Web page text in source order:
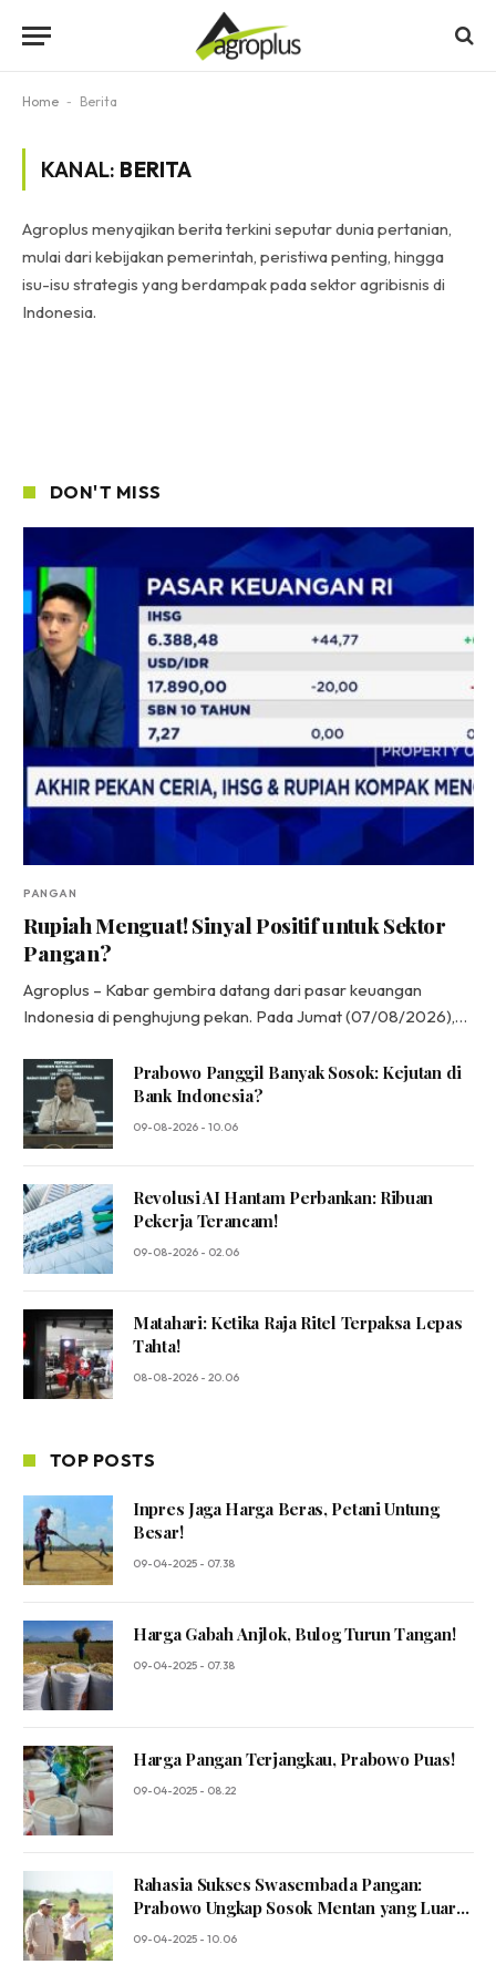
Home - Berita
KANAL: BERITA
Agroplus menyajikan berita terkini seputar dunia pertanian,
mulai dari kebijakan pemerintah, peristiwa penting, hingga
isu-isu strategis yang berdampak pada sektor agribisnis di
Indonesia.
DON'T MISS
PANGAN
Rupiah Menguat! Sinyal Positif untuk Sektor
Pangan?
Agroplus – Kabar gembira datang dari pasar keuangan
Indonesia di penghujung pekan. Pada Jumat (07/08/2026),…
Prabowo Panggil Banyak Sosok: Kejutan di
Bank Indonesia?
09-08-2026 - 10.06
Revolusi AI Hantam Perbankan: Ribuan
Pekerja Terancam!
09-08-2026 - 02.06
Matahari: Ketika Raja Ritel Terpaksa Lepas
Tahta!
08-08-2026 - 20.06
TOP POSTS
Inpres Jaga Harga Beras, Petani Untung
Besar!
09-04-2025 - 07.38
Harga Gabah Anjlok, Bulog Turun Tangan!
09-04-2025 - 07.38
Harga Pangan Terjangkau, Prabowo Puas!
09-04-2025 - 08.22
Rahasia Sukses Swasembada Pangan:
Prabowo Ungkap Sosok Mentan yang Luar
Biasa!
09-04-2025 - 10.06